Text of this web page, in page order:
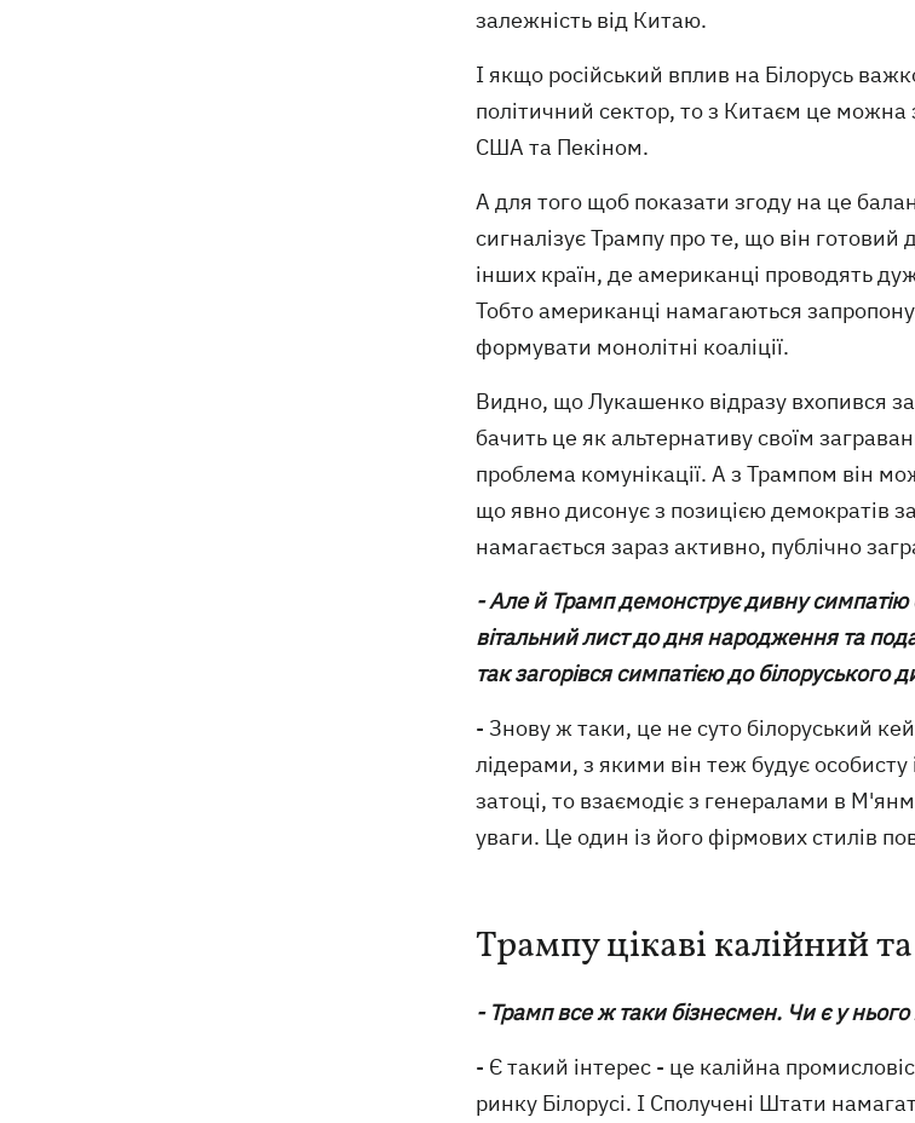
залежність від Китаю.
І якщо російський вплив на Білорусь
політичний сектор, то з Китаєм це
США та Пекіном.
А для того щоб показати згоду на це
сигналізує Трампу про те, що він готовий
інших країн, де американці проводять
Тобто американці намагаються
формувати монолітні коаліції.
Видно, що Лукашенко відразу вхопився
бачить це як альтернативу своїм
проблема комунікації. А з Трампом він
що явно дисонує з позицією демократів
намагається зараз активно, публічно
- Але й Трамп демонструє дивну
вітальний лист до дня народження та
так загорівся симпатією до білоруського
- Знову ж таки, це не суто білоруський
лідерами, з якими він теж будує
затоці, то взаємодіє з генералами в
уваги. Це один із його фірмових стилів
Трампу цікаві калійний
- Трамп все ж таки бізнесмен. Чи є у
- Є такий інтерес - це калійна
ринку Білорусі. І Сполучені Штати